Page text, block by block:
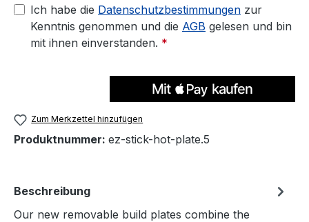
Ich habe die Datenschutzbestimmungen zur
Kenntnis genommen und die AGB gelesen und bin
mit ihnen einverstanden. *
Zum Merkzettel hinzufügen
Produktnummer: ez-stick-hot-plate.5
Beschreibung
Our new removable build plates combine the